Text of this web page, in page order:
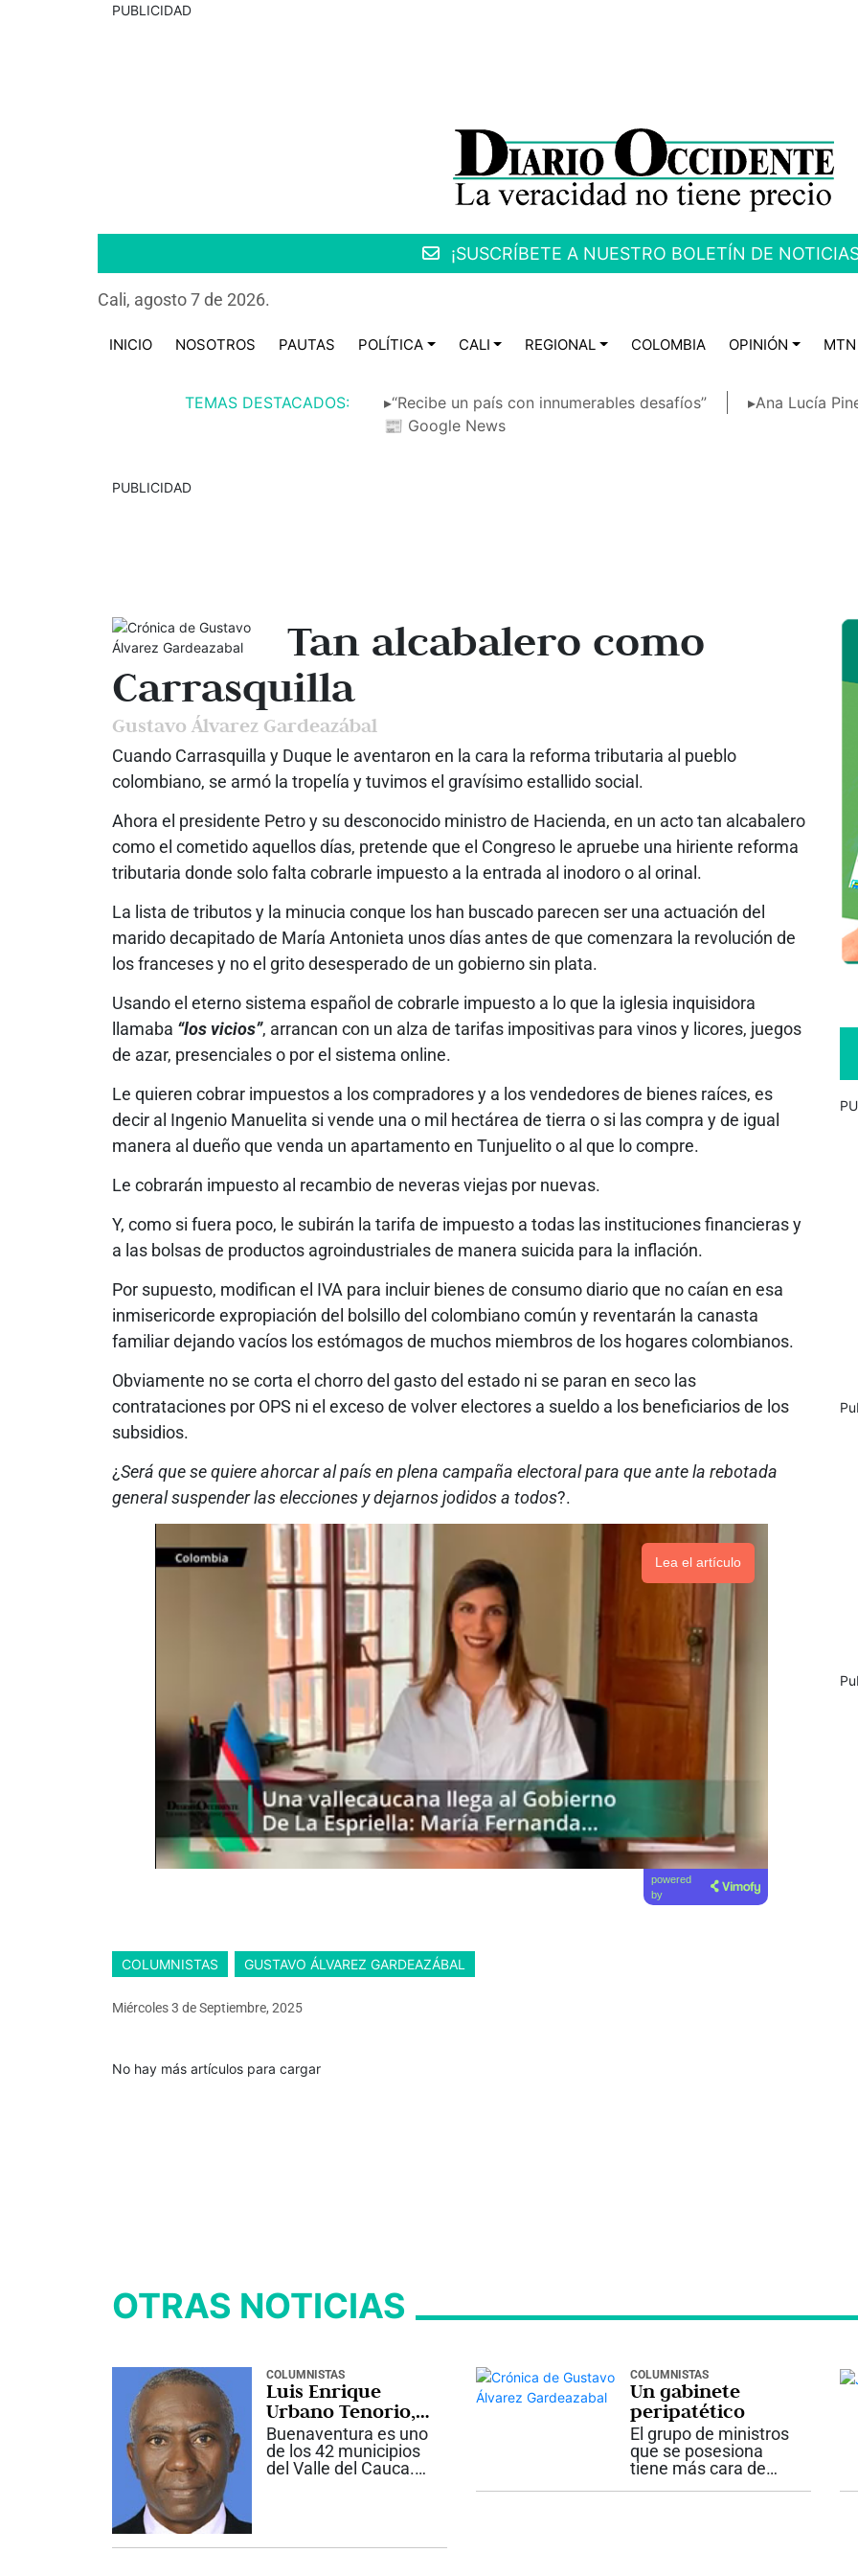
PUBLICIDAD
¡SUSCRÍBETE A NUESTRO BOLETÍN DE
Cali, agosto 7 de 2026.
INICIO NOSOTROS PAUTAS POLÍTICA CALI REGIONAL COLOMBIA OPINIÓN MTN
TEMAS DESTACADOS: ▸“Recibe un país con innumerables desafíos”
▸Ana Lucía
📰 Google News
PUBLICIDAD
Tan alcabalero como
Carrasquilla
Gustavo Álvarez Gardeazábal
Cuando Carrasquilla y Duque le aventaron en la cara la reforma tributaria al pueblo
colombiano, se armó la tropelía y tuvimos el gravísimo estallido social.
Ahora el presidente Petro y su desconocido ministro de Hacienda, en un acto tan alcabalero
como el cometido aquellos días, pretende que el Congreso le apruebe una hiriente reforma
tributaria donde solo falta cobrarle impuesto a la entrada al inodoro o al orinal.
La lista de tributos y la minucia conque los han buscado parecen ser una actuación del
marido decapitado de María Antonieta unos días antes de que comenzara la revolución de
los franceses y no el grito desesperado de un gobierno sin plata.
Usando el eterno sistema español de cobrarle impuesto a lo que la iglesia inquisidora
llamaba “los vicios”, arrancan con un alza de tarifas impositivas para vinos y licores, juegos
de azar, presenciales o por el sistema online.
Le quieren cobrar impuestos a los compradores y a los vendedores de bienes raíces, es
decir al Ingenio Manuelita si vende una o mil hectárea de tierra o si las compra y de igual
manera al dueño que venda un apartamento en Tunjuelito o al que lo compre.
Le cobrarán impuesto al recambio de neveras viejas por nuevas.
Y, como si fuera poco, le subirán la tarifa de impuesto a todas las instituciones financieras y
a las bolsas de productos agroindustriales de manera suicida para la inflación.
Por supuesto, modifican el IVA para incluir bienes de consumo diario que no caían en esa
inmisericorde expropiación del bolsillo del colombiano común y reventarán la canasta
familiar dejando vacíos los estómagos de muchos miembros de los hogares colombianos.
Obviamente no se corta el chorro del gasto del estado ni se paran en seco las
contrataciones por OPS ni el exceso de volver electores a sueldo a los beneficiarios de los
subsidios.
¿Será que se quiere ahorcar al país en plena campaña electoral para que ante la rebotada
general suspender las elecciones y dejarnos jodidos a todos?.
Lea el artículo
powered
by
COLUMNISTAS GUSTAVO ÁLVAREZ GARDEAZÁBAL
Miércoles 3 deSeptiembre, 2025
No hay más artículos para cargar
OTRAS NOTICIAS
COLUMNISTAS
Luis Enrique
Urbano Tenorio,
“Peregoyo”
Buenaventura es uno
de los 42 municipios
del Valle del Cauca.
fundada por Juan de
COLUMNISTAS
Un gabinete
peripatético
El grupo de ministros
que se posesiona
tiene más cara de